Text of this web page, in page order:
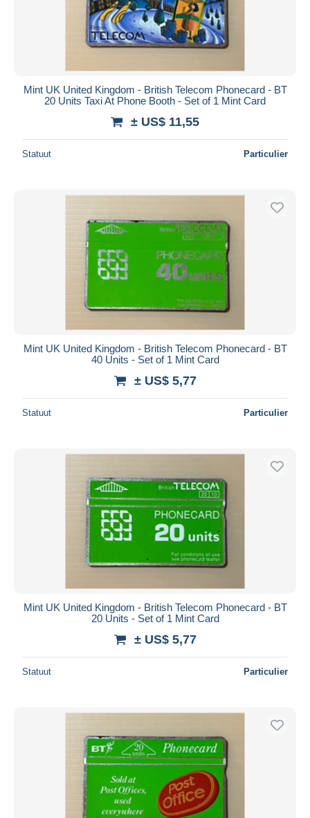
Mint UK United Kingdom - British Telecom Phonecard - BT
20 Units Taxi At Phone Booth - Set of 1 Mint Card
± US$ 11,55
Statuut Particulier
Mint UK United Kingdom - British Telecom Phonecard - BT
40 Units - Set of 1 Mint Card
± US$ 5,77
Statuut Particulier
Mint UK United Kingdom - British Telecom Phonecard - BT
20 Units - Set of 1 Mint Card
± US$ 5,77
Statuut Particulier